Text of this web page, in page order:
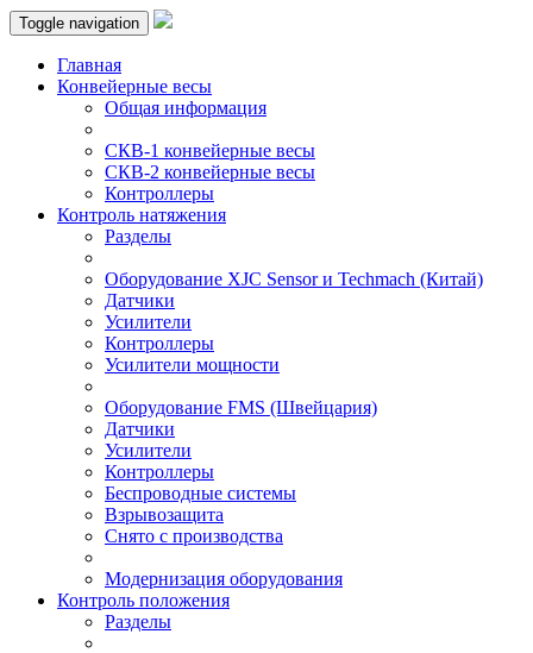
Toggle navigation
Главная
Конвейерные весы
Общая информация
СКВ-1 конвейерные весы
СКВ-2 конвейерные весы
Контроллеры
Контроль натяжения
Разделы
Оборудование XJC Sensor и Techmach (Китай)
Датчики
Усилители
Контроллеры
Усилители мощности
Оборудование FMS (Швейцария)
Датчики
Усилители
Контроллеры
Беспроводные системы
Взрывозащита
Снято с производства
Модернизация оборудования
Контроль положения
Разделы